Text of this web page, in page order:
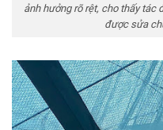
ảnh hưởng rõ rệt, cho thấy tác
được sửa